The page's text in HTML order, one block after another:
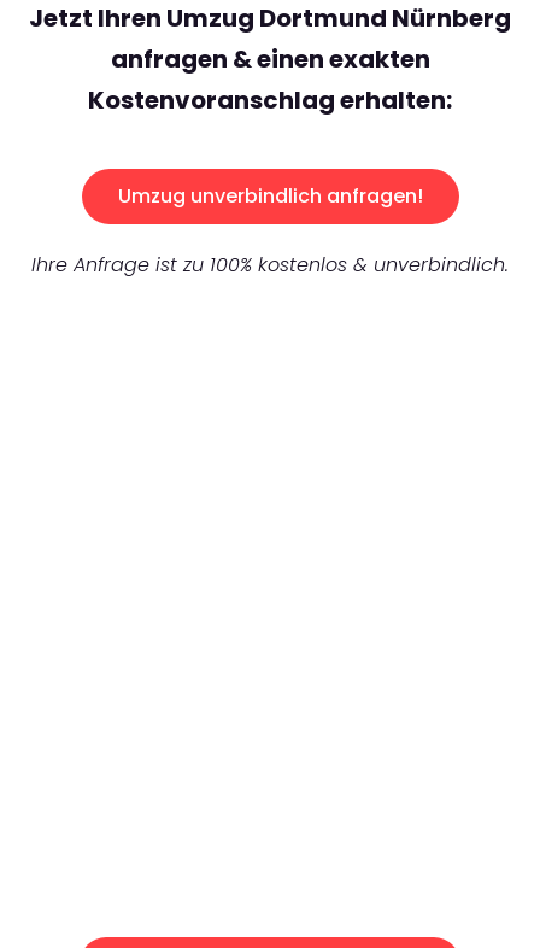
Jetzt Ihren Umzug Dortmund Nürnberg
anfragen & einen exakten
Kostenvoranschlag erhalten:
Umzug unverbindlich anfragen!
Ihre Anfrage ist zu 100% kostenlos & unverbindlich.